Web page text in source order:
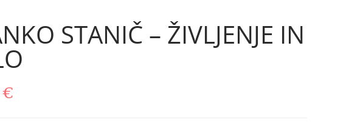
STANIČ – ŽIVLJENJE IN
€